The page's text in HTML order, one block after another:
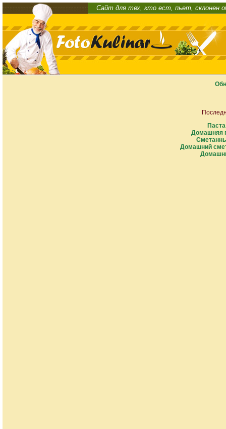
Сайт для тех, кто ест, пьет, склонен
Домашняя
Домашний